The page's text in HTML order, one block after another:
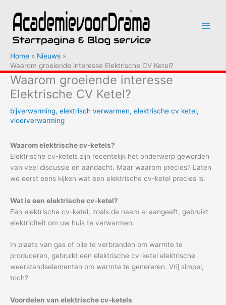
naar
inhoud
Home
Nieuws
Waarom groeiende interesse Elektrische CV Ketel?
Waarom groeiende interesse
Elektrische CV Ketel?
bijverwarming, elektrisch verwarmen, elektrische cv ketel,
vloerverwarming
Waarom elektrische cv-ketels?
Elektrische cv-ketels zijn recentelijk het onderwerp geworden
van veel discussie en aandacht. Maar waarom precies? Laten
we eerst eens kijken wat een elektrische cv-ketel precies is.
Wat is een elektrische cv-ketel?
Een elektrische cv-ketel, zoals de naam al aangeeft, gebruikt
elektriciteit om uw huis te verwarmen.
In plaats van gas of olie te verbranden om warmte te
produceren, gebruikt een elektrische cv-ketel elektrische
weerstandselementen om warmte te genereren. Vrij simpel,
toch?
Voordelen van elektrische cv-ketels